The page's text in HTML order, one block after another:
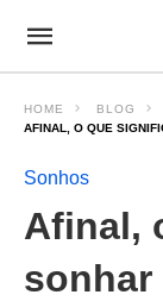
HOME
BLOG
AFINAL, O QUE
Sonhos
Afinal,
sonhar